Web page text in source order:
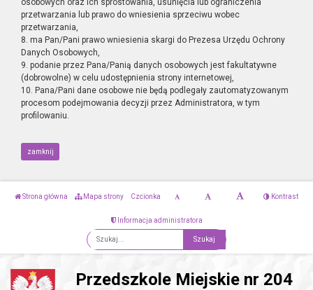
osobowych oraz ich sprostowania, usunięcia lub ograniczenia
przetwarzania lub prawo do wniesienia sprzeciwu wobec
przetwarzania,
8. ma Pan/Pani prawo wniesienia skargi do Prezesa Urzędu Ochrony
Danych Osobowych,
9. podanie przez Pana/Panią danych osobowych jest fakultatywne
(dobrowolne) w celu udostępnienia strony internetowej,
10. Pana/Pani dane osobowe nie będą podlegały zautomatyzowanym
procesom podejmowania decyzji przez Administratora, w tym
profilowaniu.
zamknij
Strona główna Mapa strony Czcionka Kontrast
Informacja administratora
Fraza
Przedszkole Miejskie nr 204